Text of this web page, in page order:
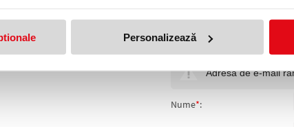
Personalizează
A5
Adresa de e-mail
Nume*: